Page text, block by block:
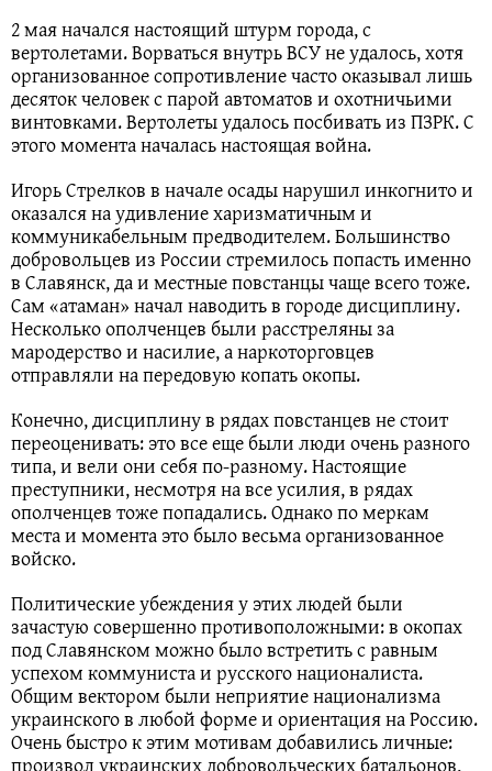
2 мая начался настоящий штурм города, с
вертолетами. Ворваться внутрь ВСУ не удалось, хотя
организованное сопротивление часто оказывал лишь
десяток человек с парой автоматов и охотничьими
винтовками. Вертолеты удалось посбивать из ПЗРК. С
этого момента началась настоящая война.
Игорь Стрелков в начале осады нарушил инкогнито и
оказался на удивление харизматичным и
коммуникабельным предводителем. Большинство
добровольцев из России стремилось попасть именно
в Славянск, да и местные повстанцы чаще всего тоже.
Сам «атаман» начал наводить в городе дисциплину.
Несколько ополченцев были расстреляны за
мародерство и насилие, а наркоторговцев
отправляли на передовую копать окопы.
Конечно, дисциплину в рядах повстанцев не стоит
переоценивать: это все еще были люди очень разного
типа, и вели они себя по-разному. Настоящие
преступники, несмотря на все усилия, в рядах
ополченцев тоже попадались. Однако по меркам
места и момента это было весьма организованное
войско.
Политические убеждения у этих людей были
зачастую совершенно противоположными: в окопах
под Славянском можно было встретить с равным
успехом коммуниста и русского националиста.
Общим вектором были неприятие национализма
украинского в любой форме и ориентация на Россию.
Очень быстро к этим мотивам добавились личные:
произвол украинских добровольческих батальонов,